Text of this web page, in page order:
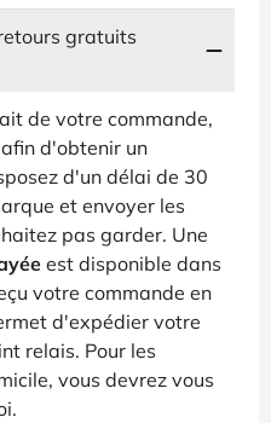
gratuits
de votre commande,
d'obtenir un
d'un délai de 30
et envoyer les
pas garder. Une
est disponible dans
votre commande en
d'expédier votre
relais. Pour les
vous devrez vous